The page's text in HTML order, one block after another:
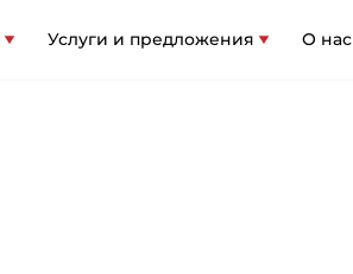
Услуги и предложения О нас